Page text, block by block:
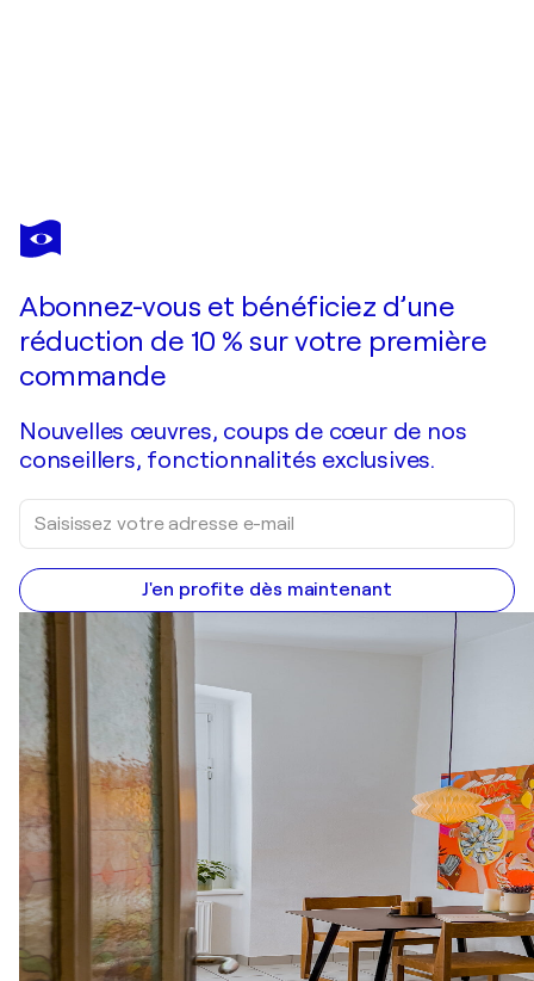
ANA
HEFCO
Je passe commande
Abonnez-vous et bénéficiez d’une
réduction de 10 % sur votre première
commande
Nouvelles œuvres, coups de cœur de nos
conseillers, fonctionnalités exclusives.
J'en profite dès maintenant